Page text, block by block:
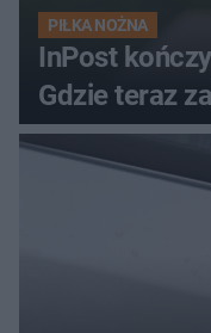
PIŁKA NOŻNA
InPost
Gdzie teraz